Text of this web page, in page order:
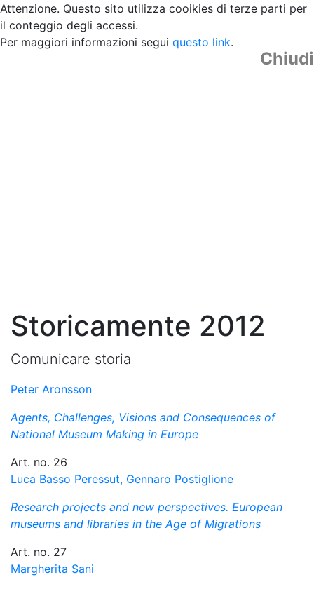
Attenzione. Questo sito utilizza cooikies di terze parti per
il conteggio degli accessi.
Per maggiori informazioni segui questo link.
Chiudi
Storicamente 2012
Comunicare storia
Peter Aronsson
Agents, Challenges, Visions and Consequences of
National Museum Making in Europe
Art. no. 26
Luca Basso Peressut, Gennaro Postiglione
Research projects and new perspectives. European
museums and libraries in the Age of Migrations
Art. no. 27
Margherita Sani